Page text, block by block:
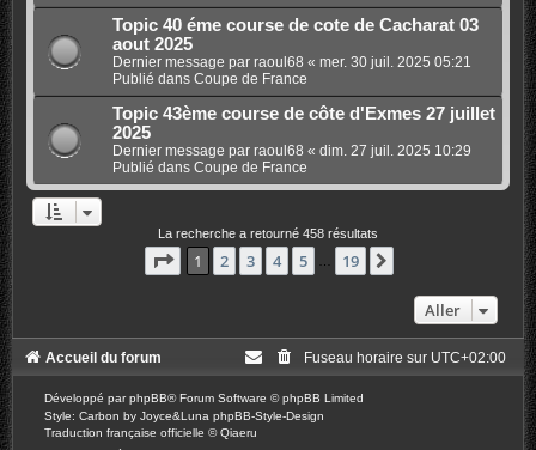
Topic 40 éme course de cote de Cacharat 03
aout 2025
Dernier message par raoul68 « mer. 30 juil. 2025 05:21
Publié dans Coupe de France
Topic 43ème course de côte d'Exmes 27 juillet
2025
Dernier message par raoul68 « dim. 27 juil. 2025 10:29
Publié dans Coupe de France
La recherche a retourné 458 résultats
Page 1sur19
1 2 3 4 5 19
Aller
Accueil du forum Fuseau horaire sur UTC+02:00
Développé parphpBB® Forum Software © phpBB Limited
Style: Carbon by Joyce&Luna phpBB-Style-Design
Traduction française officielle ©Qiaeru